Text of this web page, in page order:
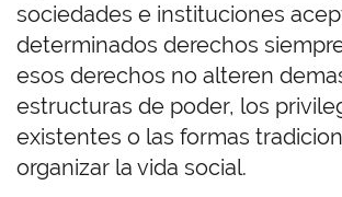
sociedades e instituciones
determinados derechos
esos derechos no alteren
estructuras de poder, los
existentes o las formas
organizar la vida social.